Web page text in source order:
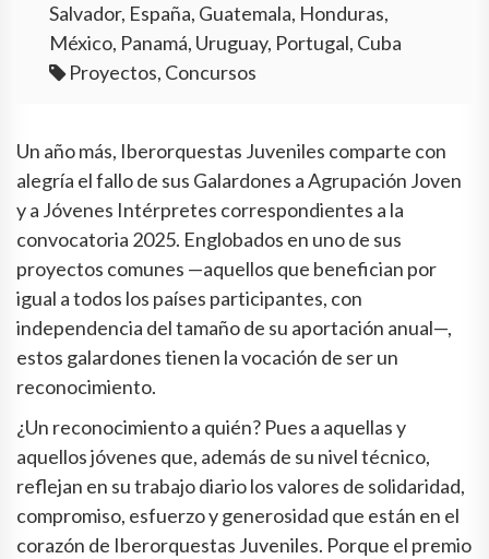
Salvador, España, Guatemala, Honduras,
México, Panamá, Uruguay, Portugal, Cuba
Proyectos, Concursos
Un año más, Iberorquestas Juveniles comparte con
alegría el fallo de sus Galardones a Agrupación Joven
y a Jóvenes Intérpretes correspondientes a la
convocatoria 2025. Englobados en uno de sus
proyectos comunes —aquellos que benefician por
igual a todos los países participantes, con
independencia del tamaño de su aportación anual—,
estos galardones tienen la vocación de ser un
reconocimiento.
¿Un reconocimiento a quién? Pues a aquellas y
aquellos jóvenes que, además de su nivel técnico,
reflejan en su trabajo diario los valores de solidaridad,
compromiso, esfuerzo y generosidad que están en el
corazón de Iberorquestas Juveniles. Porque el premio